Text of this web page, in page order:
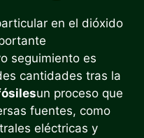
en el dióxido
seguimiento es
cantidades tras la
un proceso que
fuentes, como
eléctricas y